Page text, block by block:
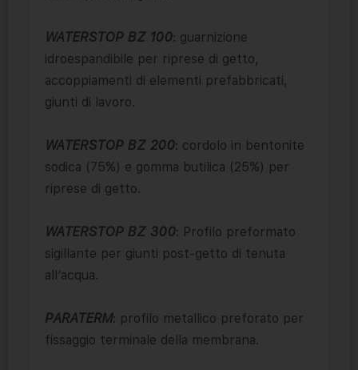
WATERSTOP BZ 100: guarnizione
idroespandibile per riprese di getto,
accoppiamenti di elementi prefabbricati,
giunti di lavoro.
WATERSTOP BZ 200: cordolo in bentonite
sodica (75%) e gomma butilica (25%) per
riprese di getto.
WATERSTOP BZ 300: Profilo preformato
sigillante per giunti post-getto di tenuta
all’acqua.
PARATERM: profilo metallico preforato per
fissaggio terminale della membrana.